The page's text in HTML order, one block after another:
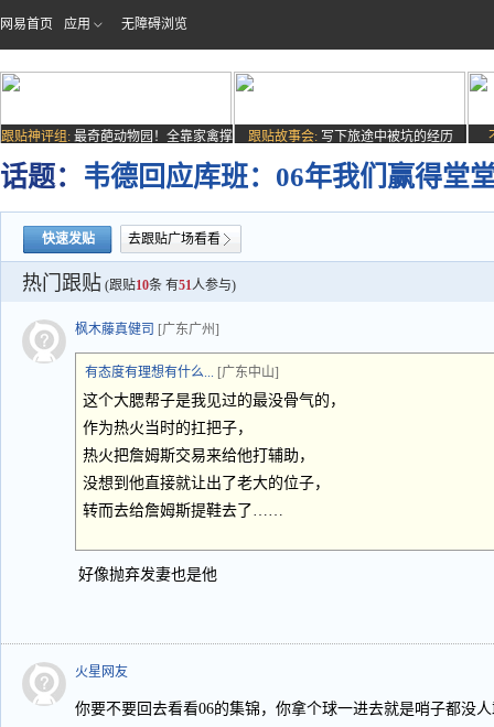
网易首页 应用 无障碍浏览
跟贴神评组: 最奇葩动物园！全靠家禽撑
场子
跟贴故事会: 写下旅途中被坑的经历
话题： 韦德回应库班：06年我们赢得堂
快速发贴 去跟贴广场看看
热门跟贴 (跟贴10条 有51人参与)
枫木藤真健司 [广东广州]
有态度有理想有什么... [广东中山]
这个大腮帮子是我见过的最没骨气的，
作为热火当时的扛把子，
热火把詹姆斯交易来给他打辅助，
没想到他直接就让出了老大的位子，
转而去给詹姆斯提鞋去了……
好像抛弃发妻也是他
火星网友
你要不要回去看看06的集锦，你拿个球一进去就是哨子都没